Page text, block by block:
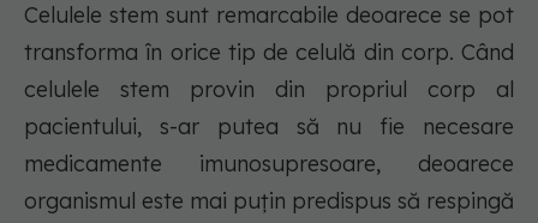
Celulele stem sunt remarcabile deoarece se pot
transforma în orice tip de celulă din corp. Când
celulele stem provin din propriul corp al
pacientului, s-ar putea să nu fie necesare
medicamente imunosupresoare, deoarece
organismul este mai puțin predispus să respingă